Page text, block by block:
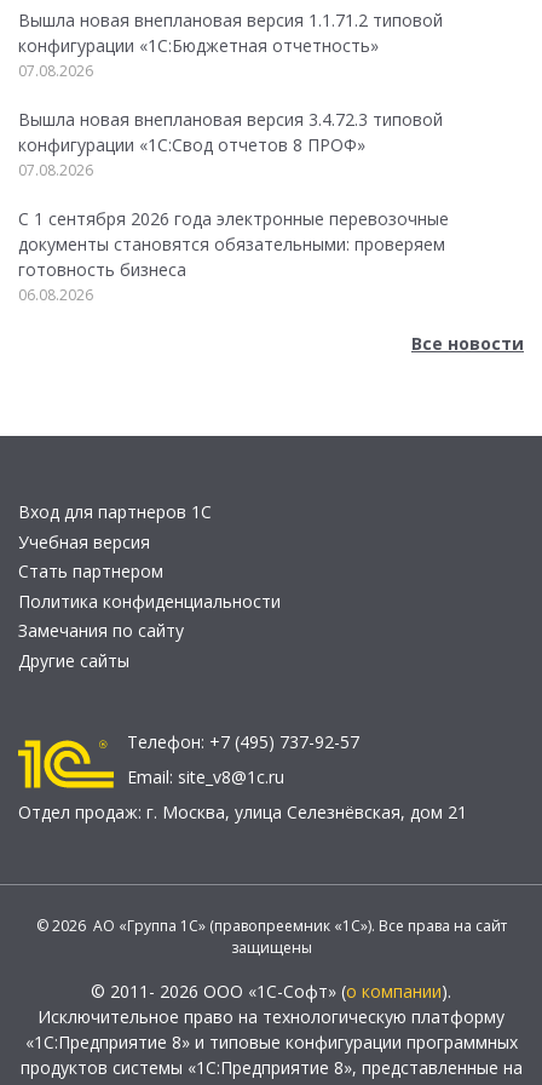
Вышла новая внеплановая версия 1.1.71.2 типовой
конфигурации «1C:Бюджетная отчетность»
07.08.2026
Вышла новая внеплановая версия 3.4.72.3 типовой
конфигурации «1C:Свод отчетов 8 ПРОФ»
07.08.2026
С 1 сентября 2026 года электронные перевозочные
документы становятся обязательными: проверяем
готовность бизнеса
06.08.2026
Все новости
Вход для партнеров 1С
Учебная версия
Стать партнером
Политика конфиденциальности
Замечания по сайту
Другие сайты
Телефон: +7 (495) 737-92-57
Email: site_v8@1c.ru
Отдел продаж: г. Москва, улица Селезнёвская, дом 21
© 2026 АО «Группа 1С» (правопреемник «1С»). Все права на сайт
защищены
© 2011- 2026 ООО «1С-Софт» (о компании).
Исключительное право на технологическую платформу
«1С:Предприятие 8» и типовые конфигурации программных
продуктов системы «1С:Предприятие 8», представленные на